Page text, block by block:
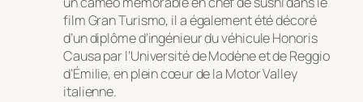
filmGran Turismo, il a également été décoré
d’un diplôme d’ingénieur du véhiculeHonoris
Causapar l’Université de Modène et de Reggio
d’Émilie, en plein cœur de la Motor Valley
italienne.